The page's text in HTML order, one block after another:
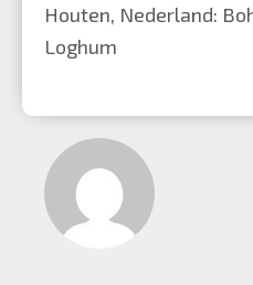
Houten, Nederland:
Loghum